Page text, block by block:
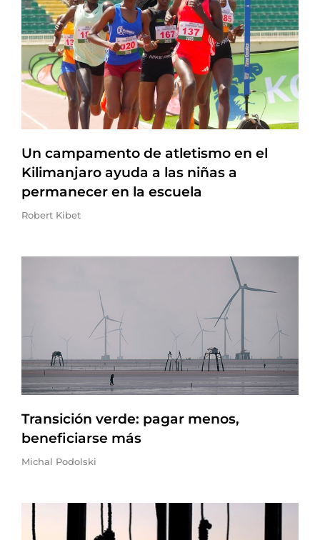
Un campamento de atletismo en el
Kilimanjaro ayuda a las niñas a
permanecer en la escuela
Robert Kibet
Transición verde: pagar menos,
beneficiarse más
Michal Podolski